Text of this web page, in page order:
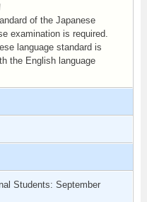
of the Japanese
examination is required.
language standard is
the English language
Students: September